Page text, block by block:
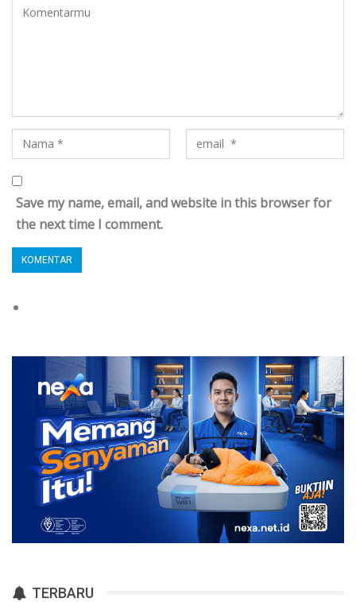
Save my name, email, and website in this browser for
the next time I comment.
TERBARU